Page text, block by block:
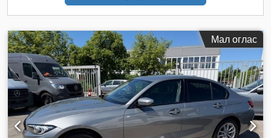
Мал оглас